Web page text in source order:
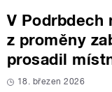
V Podrbdech
z proměny
prosadil
18. březen 2026